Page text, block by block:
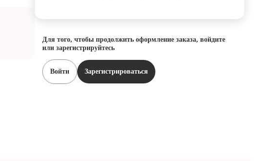
Для того, чтобы продолжить оформление заказа, войдите
или зарегистрируйтесь
Войти Зарегистрироваться